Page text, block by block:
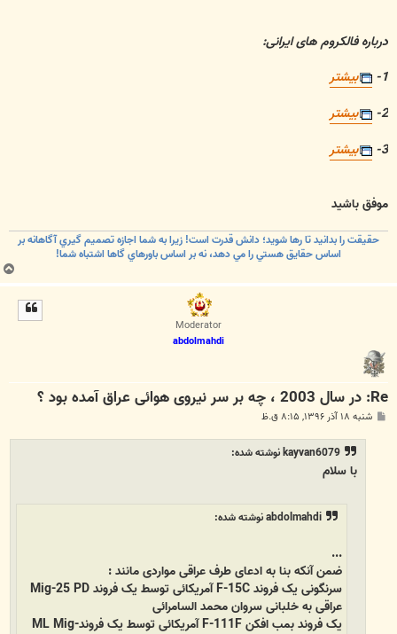
درباره فالکروم های ایرانی:
1-
بیشتر
2-
بیشتر
3-
بیشتر
موفق باشید
حقيقت را بدانيد تا رها شويد؛ دانش قدرت است! زيرا به شما اجازه تصميم گيري آگاهانه بر
اساس حقايق هستي را مي دهد، نه بر اساس باورهاي گاها اشتباه شما!
Moderator
abdolmahdi
Re: در سال 2003 ، چه بر سر نیروی هوائی عراق آمده بود ؟
شنبه ۱۸ آذر ۱۳۹۶, ۸:۱۵ ق.ظ
kayvan6079 نوشته شده:
با سلام
abdolmahdi نوشته شده:
...
ضمن آنکه بنا به ادعای طرف عراقی مواردی مانند :
سرنگونی یک فروند F-15C آمریکائی توسط یک فروند Mig-25 PD
عراقی به خلبانی سروان محمد السامرائی
یک فروند بمب افکن F-111F آمریکائی توسط یک فروندML Mig-